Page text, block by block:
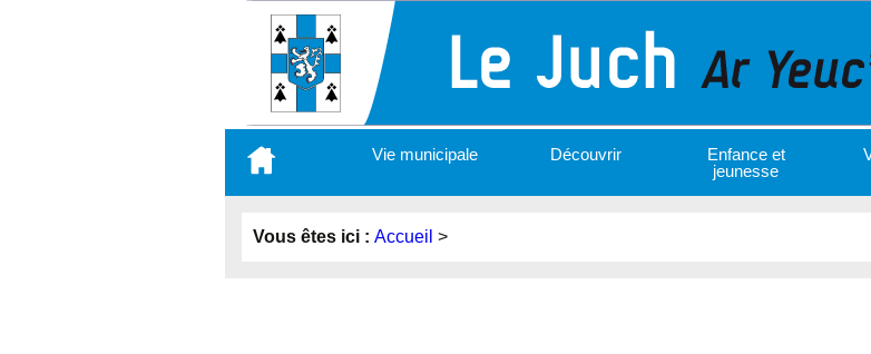
contenu
Vie municipale Découvrir
Enfance et
jeunesse
Vous êtes ici : Accueil >